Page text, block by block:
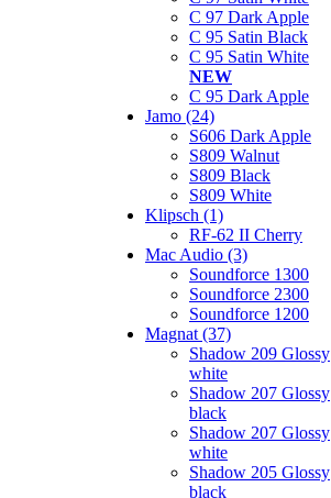
C 97 Dark Apple
C 95 Satin Black
C 95 Satin White
NEW
C 95 Dark Apple
Jamo (24)
S606 Dark Apple
S809 Walnut
S809 Black
S809 White
Klipsch (1)
RF-62 II Cherry
Mac Audio (3)
Soundforce 1300
Soundforce 2300
Soundforce 1200
Magnat (37)
Shadow 209 Glossy
white
Shadow 207 Glossy
black
Shadow 207 Glossy
white
Shadow 205 Glossy
black